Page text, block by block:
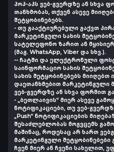
პოპ-აპს ვებ-გვერდზე ან სხვა
თანხმობას, თქვენ ასევე
შეტყობინებებს.
- თუ გააქტიურებული გაქვთ
მარკეტინგული სახის
სატელეფონო ზარით ან
(მაგ. WhatsApp, Viber და სხვ.).
-- ჩატში და ელექტრონული
საინფორმაციო სახის
სახის შეტყობინებებს მიიღებთ
დაეთანხმებით მარკეტინგული
ვებ-გვერდზე ან სხვა ფორმით
- „ბეთლაივის“ მიერ ასევე
ნოტიფიკაციები, თუ ვებ-
„Push“ ნოტიფიკაციების
შესაძლებლობას მოგვცემს
მაშინაც, როდესაც არ ხართ
მარკეტინგული
ჩვენ მიერ ან ჩვენი სახელით,